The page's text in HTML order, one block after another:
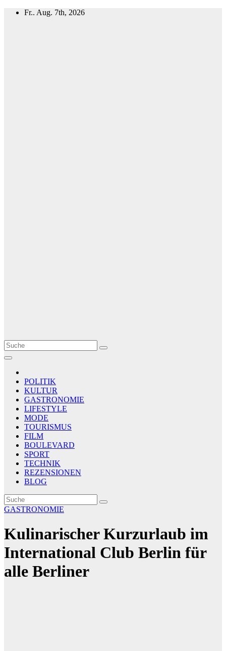
Zum
Fr.. Aug. 7th, 2026
Le Matin
AGENCE DE PRESSE
POLITIK
KULTUR
GASTRONOMIE
LIFESTYLE
MODE
TOURISMUS
FILM
BOULEVARD
SPORT
TECHNIK
REZENSIONEN
BLOG
GASTRONOMIE
Kulinarischer Kurzurlaub im
International Club Berlin für
alle Berliner